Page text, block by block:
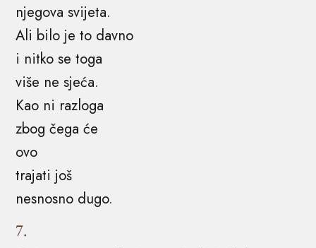
njegova svijeta.
Ali bilo je to davno
i nitko se toga
više ne sjeća.
Kao ni razloga
zbog čega će
ovo
trajati još
nesnosno dugo.
7.